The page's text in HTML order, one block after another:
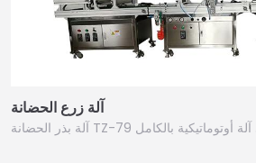
آلة زرع الحضانة